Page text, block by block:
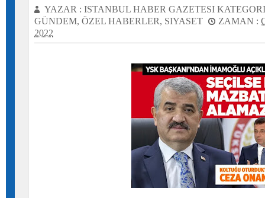
YAZAR : ISTANBUL HABER GAZETESI
GÜNDEM, ÖZEL HABERLER, SIYASET ZAMAN :
2022